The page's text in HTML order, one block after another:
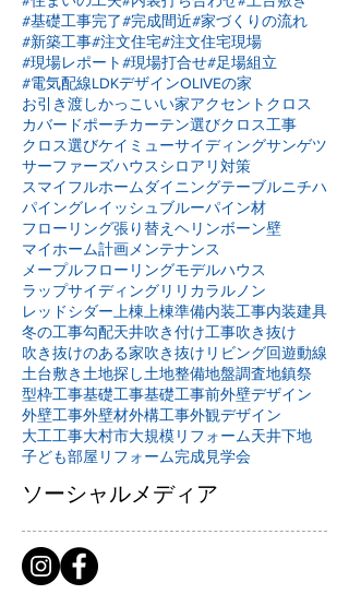
#基礎工事完了#完成間近#家づくりの流れ
#新築工事#注文住宅#注文住宅現場
#現場レポート#現場打合せ#足場組立
#電気配線LDKデザインOLIVEの家
お引き渡しかっこいい家アクセントクロス
カバードポーチカーテン選びクロス工事
クロス選びケイミューサイディングサンゲツ
サーファーズハウスシロアリ対策
スマイフルホームダイニングテーブルニチハ
パイングレイッシュブルーパイン材
フローリング張り替え ヘリンボーン壁
マイホーム計画メンテナンス
メープルフローリングモデルハウス
ラップサイディングリリカラルノン
レッドシダー上棟上棟準備内装工事内装建具
冬の工事勾配天井吹き付け工事吹き抜け
吹き抜けのある家吹き抜けリビング回遊動線
土台敷き土地探し土地整備地盤調査地鎮祭
型枠工事基礎工事基礎工事前外壁デザイン
外壁工事外壁材外構工事外観デザイン
大工工事大村市大規模リフォーム天井下地
子ども部屋リフォーム完成見学会
ソーシャルメディア